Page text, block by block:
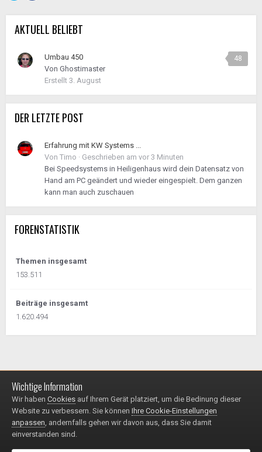
AKTUELL BELIEBT
48
Umbau 450
Von Ghostimaster
Erstellt 3. August
DER LETZTE POST
Erfahrung mit KW Systems ...
Von Timo · Geschrieben am vor 3 Minuten
Bei Speedsystems in Heiligenhaus wird dein Datensatz von
Hand am PC geändert und wieder eingespielt. Dem ganzen
kann man auch zuschauen
FORENSTATISTIK
Themen insgesamt
153.511
Beiträge insgesamt
1.620.494
Impressum / Datenschutzerklärung
© 1999 - 2025
Powered by Invision Community
Wichtige Information
Wir haben Cookies auf Ihrem Gerät platziert, um die Bedinung dieser
Website zu verbessern. Sie können Ihre Cookie-Einstellungen
anpassen, andernfalls gehen wir davon aus, dass Sie damit
einverstanden sind.